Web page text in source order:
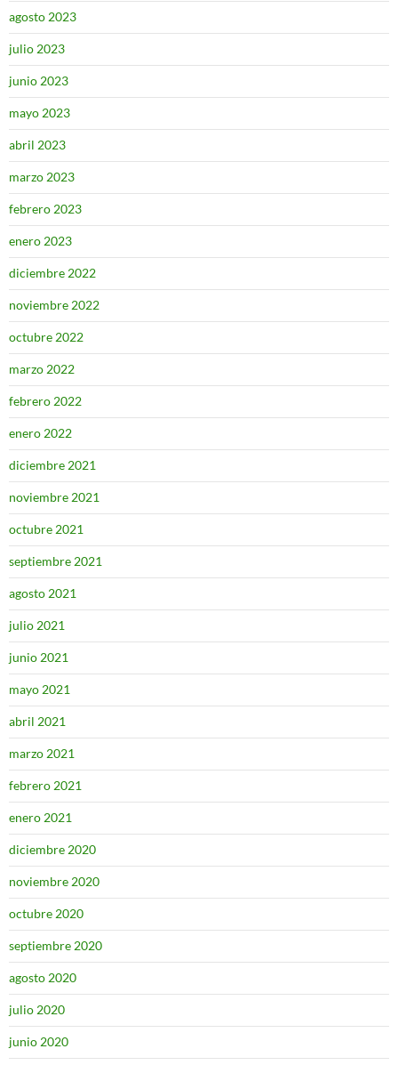
agosto 2023
julio 2023
junio 2023
mayo 2023
abril 2023
marzo 2023
febrero 2023
enero 2023
diciembre 2022
noviembre 2022
octubre 2022
marzo 2022
febrero 2022
enero 2022
diciembre 2021
noviembre 2021
octubre 2021
septiembre 2021
agosto 2021
julio 2021
junio 2021
mayo 2021
abril 2021
marzo 2021
febrero 2021
enero 2021
diciembre 2020
noviembre 2020
octubre 2020
septiembre 2020
agosto 2020
julio 2020
junio 2020